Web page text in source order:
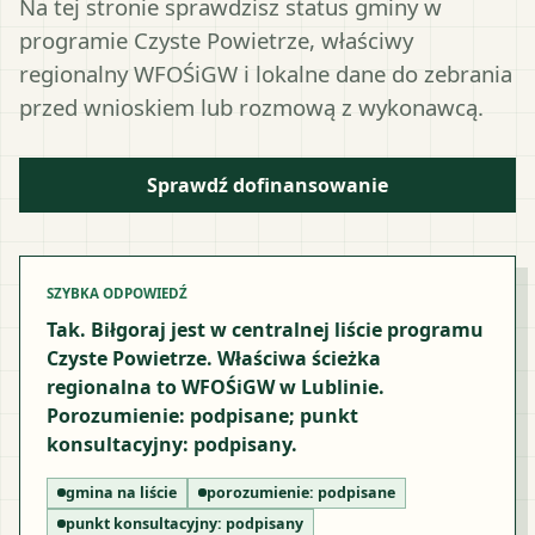
Na tej stronie sprawdzisz status gminy w
programie Czyste Powietrze, właściwy
regionalny WFOŚiGW i lokalne dane do zebrania
przed wnioskiem lub rozmową z wykonawcą.
Sprawdź dofinansowanie
SZYBKA ODPOWIEDŹ
Tak. Biłgoraj jest w centralnej liście programu
Czyste Powietrze. Właściwa ścieżka
regionalna to WFOŚiGW w Lublinie.
Porozumienie: podpisane; punkt
konsultacyjny: podpisany.
gmina na liście porozumienie: podpisane
punkt konsultacyjny: podpisany